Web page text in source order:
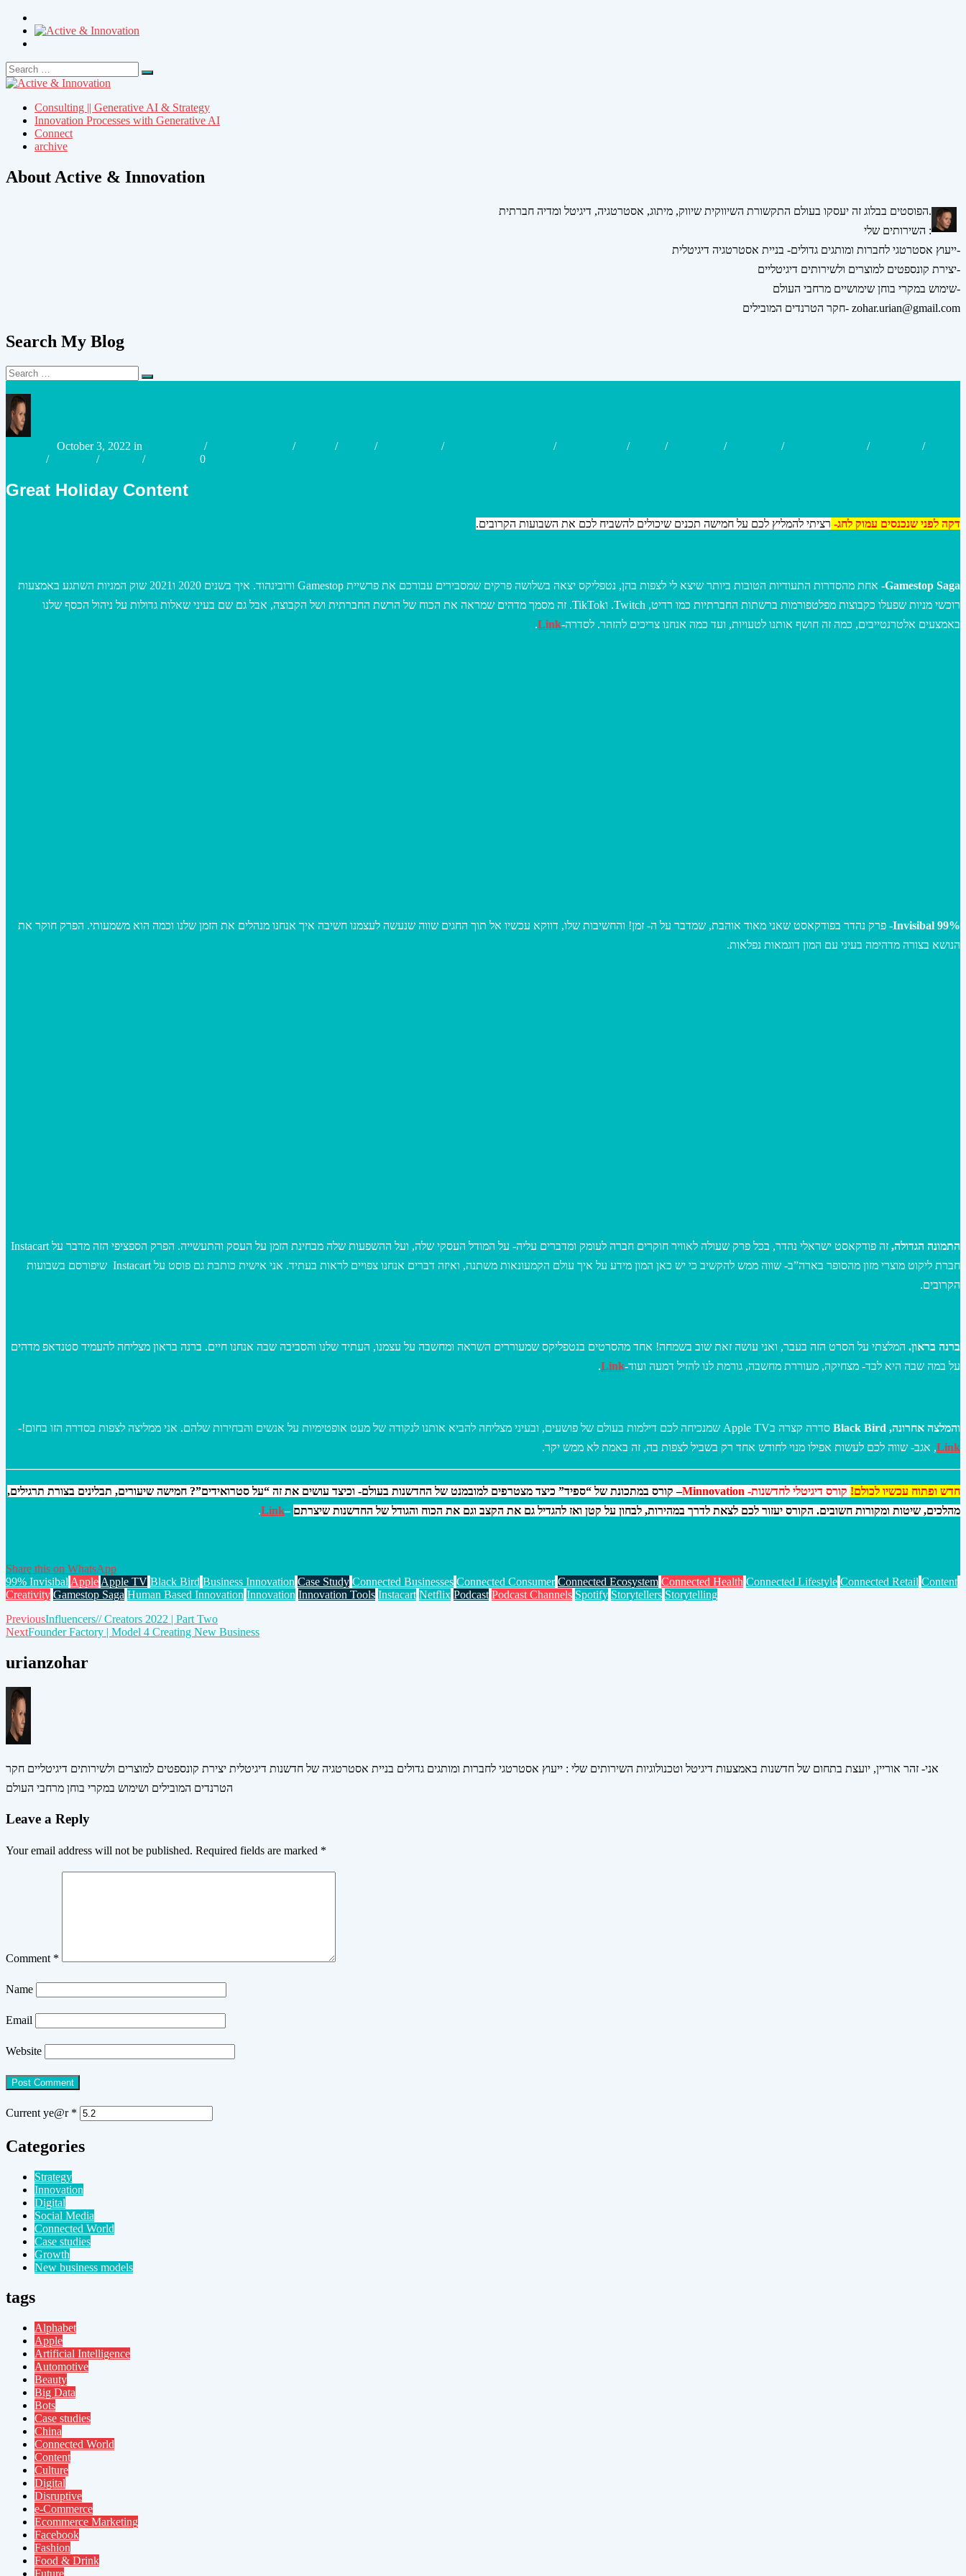
Search
for:
Search
Consulting || Generative AI & Strategy
Innovation Processes with Generative AI
Connect
archive
About Active & Innovation
הפוסטים בבלוג זה יעסקו בעולם התקשורת השיווקית שיווק, מיתוג, אסטרטגיה, דיגיטל ומדיה חברתית.
השירותים שלי :
ייעוץ אסטרטגי לחברות ומותגים גדולים- בניית אסטרטגיה דיגיטלית-
יצירת קונספטים למוצרים ולשירותים דיגיטליים-
שימוש במקרי בוחן שימושיים מרחבי העולם-
חקר הטרנדים המובילים- zohar.urian@gmail.com
Search My Blog
Search
for:
Search
October 3, 2022 in
in
/ / / / / / / / / / /
/
/ / / 0
Great Holiday Content
דקה לפני שנכנסים עמוק לחג- רציתי להמליץ לכם על חמישה תכנים שיכולים להשביח לכם את השבועות הקרובים.
Gamestop Saga-
אחת מהסדרות התעודיות הטובות ביותר שיצא לי לצפות בהן, נטפליקס יצאה בשלושה פרקים שמסבירים עבורכם את פרשיית Gamestop ורובינהוד. איך בשנים 2020 ו2021 שוק המניות השתגע באמצעות
רוכשי מניות שפעלו כקבוצות מפלטפורמות ברשתות החברתיות כמו רדיט, Twitch. וTikTok. זה מסמך מדהים שמראה את הכוח של הרשת החברתית ושל הקבוצה, אבל גם שם בעיני שאלות גדולות על ניהול הכסף שלנו
באמצעים אלטרנטייבים, כמה זה חושף אותנו לטעויות, ועד כמה אנחנו צריכים להזהר. לסדרה-Link
.
99% Invisibal-
פרק נהדר בפודקאסט שאני מאוד אוהבת, שמדבר על ה- זמן! והחשיבות שלו, דווקא עכשיו אל תוך החגים שווה שנעשה לעצמנו חשיבה איך אנחנו מנהלים את הזמן שלנו וכמה הוא משמעותי. הפרק חוקר את
הנושא בצורה מדהימה בעיני עם המון דוגמאות נפלאות.
התמונה הגדולה,
זה פודקאסט ישראלי נהדר, בכל פרק שעולה לאוויר חוקרים חברה לעומק ומדברים עליה- על המודל העסקי שלה, ועל ההשפעות שלה מבחינת הזמן על העסק והתעשייה. הפרק הספציפי הזה מדבר על Instacart
חברת ליקוט מוצרי מזון מהסופר בארה”ב- שווה ממש להקשיב כי יש כאן המון מידע על איך עולם הקמעונאות משתנה, ואיזה דברים אנחנו צפויים לראות בעתיד. אני אישית כותבת גם פוסט על Instacart שיפורסם בשבועות
הקרובים.
ברנה בראון. המלצתי על הסרט הזה בעבר, ואני עושה זאת שוב בשמחה! אחד מהסרטים בנטפליקס שמעוררים השראה ומחשבה על עצמנו, העתיד שלנו והסביבה שבה אנחנו חיים. ברנה בראון מצליחה להעמיד סטנדאפ מדהים
על במה שבה היא לבד- מצחיקה, מעוררת מחשבה, גורמת לנו להזיל דמעה ועוד-Link
.
והמלצה אחרונה, Black Bird
סדרה קצרה בApple TV שמנכיחה לכם דילמות בעולם של פושעים, ובעיני מצליחה להביא אותנו לנקודה של מעט אופטימיות על אנשים והבחירות שלהם. אני ממליצה לצפות בסדרה הזו בחום!-
Link, אגב- שווה לכם לעשות אפילו מנוי לחודש אחד רק בשביל לצפות בה, זה באמת לא ממש יקר.
חדש ופתוח עכשיו לכולם! קורס דיגיטלי לחדשנות- Minnovation
– קורס במתכונת של “ספיד” כיצד מצטרפים למובמנט של החדשנות בעולם- וכיצד עושים את זה “על סטרואידים”? חמישה שיעורים, תבלינים בצורת תרגילים,
מהלכים, שיטות ומקורות חשובים. הקורס יעזור לכם לצאת לדרך במהירות, לבחון על קטן ואז להגדיל גם את הקצב וגם את הכוח והגודל של החדשנות שיצרתם –
Link
.
Share this on WhatsApp
99% InvisibalAppleApple TV Black Bird Business Innovation Case Study Connected Businesses Connected Consumer Connected Ecosystem Connected Health Connected Lifestyle Connected Retail Content
Creativity Gamestop Saga Human Based Innovation Innovation Innovation Tools Instacart Netflix Podcast Podcast Channels Spotify Storytellers Storytelling
Post
navigation
PreviousInfluencers// Creators 2022 | Part Two
NextFounder Factory | Model 4 Creating New Business
urianzohar
אני- זהר אוריין, יועצת בתחום של חדשנות באמצעות דיגיטל וטכנולוגיות השירותים שלי : ייעוץ אסטרטגי לחברות ומותגים גדולים בניית אסטרטגיה של חדשנות דיגיטלית יצירת קונספטים למוצרים ולשירותים דיגיטליים חקר
הטרנדים המובילים ושימוש במקרי בוחן מרחבי העולם
Leave a Reply
Your email address will not be published. Required fields are marked *
Comment *
Name
Email
Website
Current ye@r *
Categories
Strategy
Innovation
Digital
Social Media
Connected World
Case studies
Growth
New business models
tags
Alphabet
Apple
Artificial Intelligence
Automotive
Beauty
Big Data
Bots
Case studies
China
Connected World
Content
Culture
Digital
Disruptive
e-Commerce
Ecommerce Marketing
Facebook
Fashion
Food & Drink